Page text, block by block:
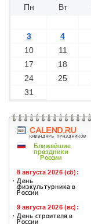
Пн
Вт
3
4
10
11
17
18
24
25
31